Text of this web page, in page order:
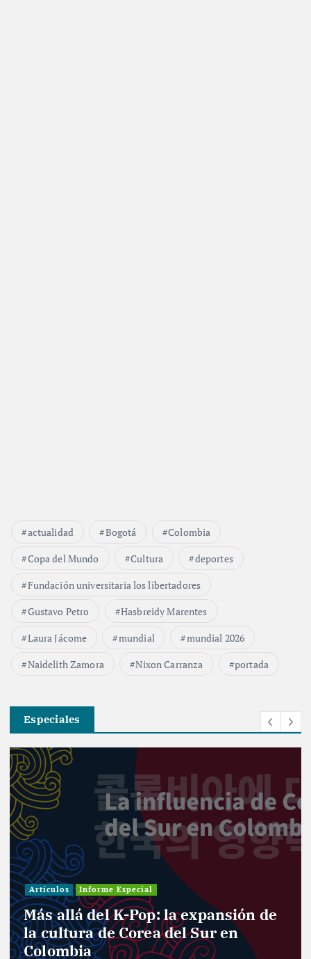
actualidad Bogotá
Colombia
Copa del Mundo
Cultura
deportes
Fundación universitaria los libertadores
Gustavo Petro
Hasbreidy Marentes
Laura Jácome
mundial
mundial 2026
Naidelith Zamora
Nixon Carranza portada
Especiales
Artículos Informe Especial
Más allá del K-Pop: la expansión de
la cultura de Corea del Sur en
Colombia